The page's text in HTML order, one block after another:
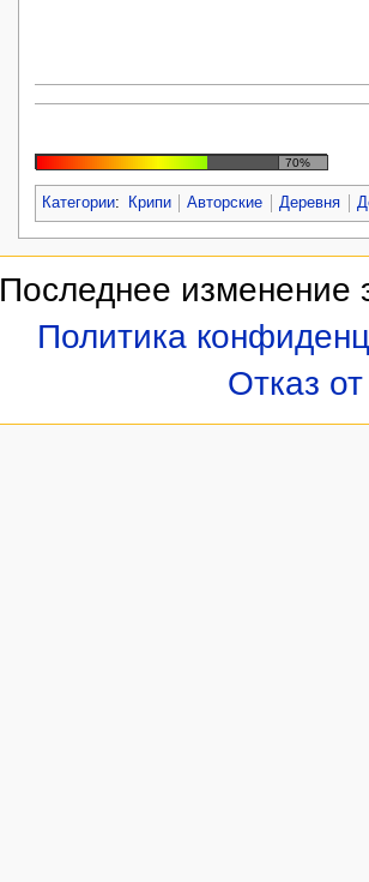
70%
Категории: Крипи Авторские Деревня
Последнее изменение
Политика
Отказ